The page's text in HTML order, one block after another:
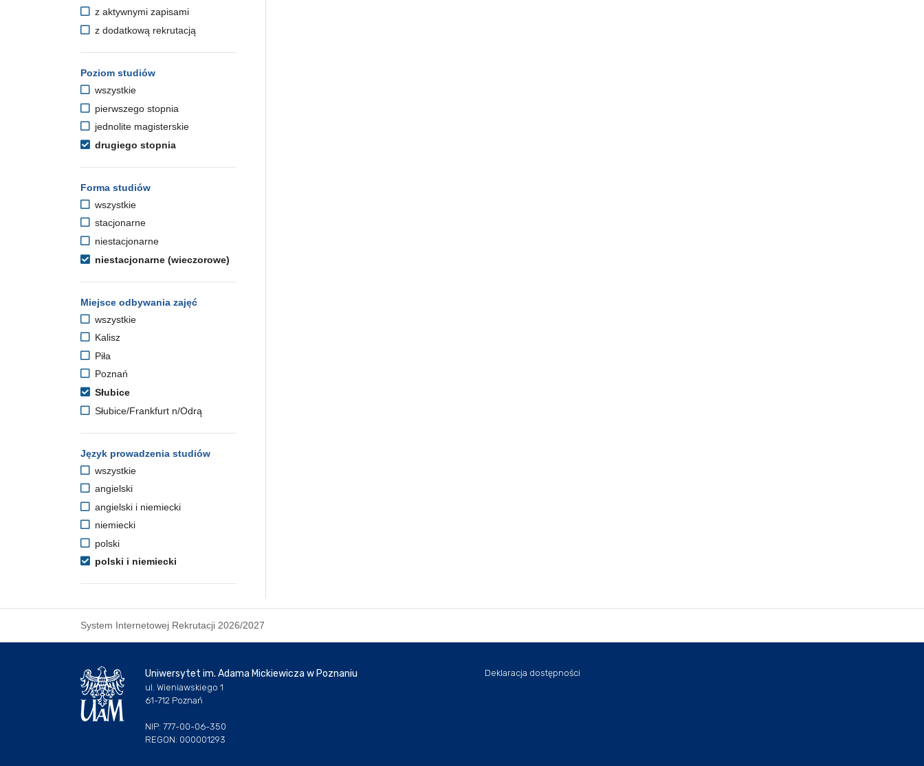
z aktywnymi zapisami
z dodatkową rekrutacją
Poziom studiów
wszystkie
pierwszego stopnia
jednolite magisterskie
drugiego stopnia
Forma studiów
wszystkie
stacjonarne
niestacjonarne
niestacjonarne (wieczorowe)
Miejsce odbywania zajęć
wszystkie
Kalisz
Piła
Poznań
Słubice
Słubice/Frankfurt n/Odrą
Język prowadzenia studiów
wszystkie
angielski
angielski i niemiecki
niemiecki
polski
polski i niemiecki
System Internetowej Rekrutacji 2026/2027
Uniwersytet im. Adama Mickiewicza w Poznaniu
ul. Wieniawskiego 1
61-712 Poznań
NIP: 777-00-06-350
REGON: 000001293
Deklaracja dostępności